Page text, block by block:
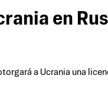
en
a Ucrania una